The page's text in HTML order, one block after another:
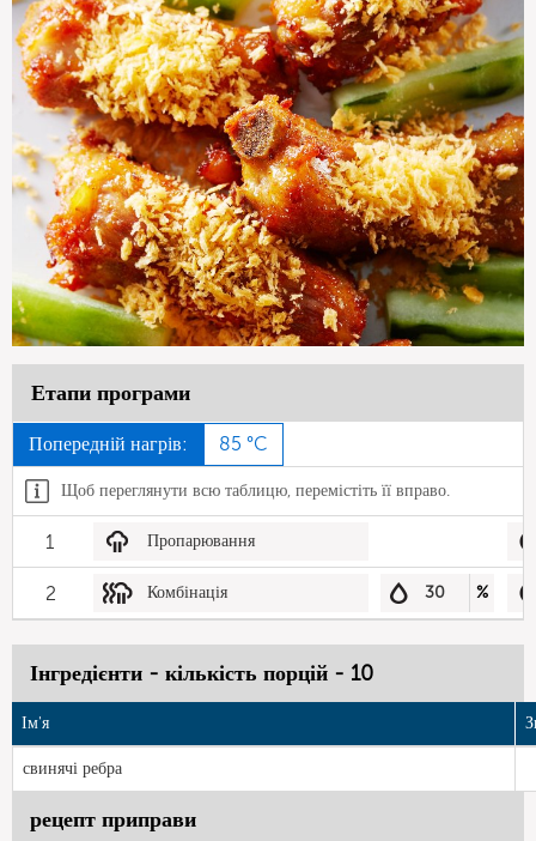
Етапи програми
Попередній нагрів: 85 °C
Щоб переглянути всю таблицю, перемістіть її вправо.
1 Пропарювання
2 Комбінація 30 %
Інгредієнти - кількість порцій - 10
Ім'я
свинячі ребра
рецепт приправи